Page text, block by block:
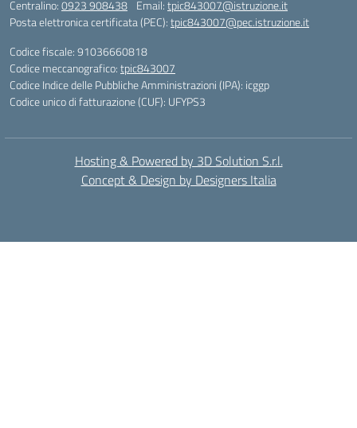
Centralino:0923 908438 Email:tpic843007@istruzione.it
Posta elettronica certificata (PEC):tpic843007@pec.istruzione.it
Codice fiscale: 91036660818
Codice meccanografico:tpic843007
Codice Indice delle Pubbliche Amministrazioni (IPA): icggp
Codice unico di fatturazione (CUF): UFYPS3
Hosting & Powered by 3D Solution S.r.l.
Concept & Design by Designers Italia